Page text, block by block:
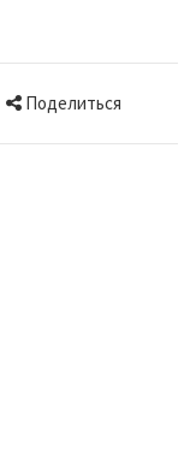
Поделиться